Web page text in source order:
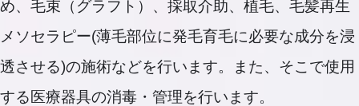
め、毛束（グラフト）、採取介助、植毛、毛髪再生
メソセラピー(薄毛部位に発毛育毛に必要な成分を浸
透させる)の施術などを行います。また、そこで使用
する医療器具の消毒・管理を行います。